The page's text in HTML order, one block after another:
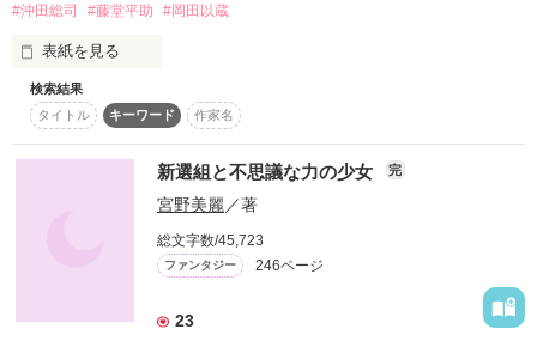
＊さっきも言ったように、
歴史に忠実…ではありません！
だいたい作者の妄想ですorz
＊流血、暴力などの表現あり
＊時代背景なんて関係ない言葉が
数えきれない程出てきます←
＊誤字・脱字はかなりあります。
*･゜ﾟ･*:.｡..｡.:*･*･゜ﾟ･*:.｡･*:.｡. .｡.:*･゜ﾟ･*
永倉新八(ながくらしんぱち)
今、新撰組が平成に生まれ変わる………！
指先で紡ぐ月影歌-ﾂｷｶｹﾞｳﾀ-
短編オムニバス集
※史実をもとにしたフィクションです
※【最後の約束】を含む短編三作
※土方さん贔屓な話ばかり
絆？
そんなもの、信じね。
#沖田総司
#藤堂平助 #岡田以蔵
表紙を見る
平成の世で平和に暮らしていた少女
＊間島　矢央＊
まじま　やお
ある日、見つけた赤石によって
少女は激動の時代へと導かれ
とある集団と出逢う。
“新選組”
検索結果
タイトル
キーワード 作家名
新選組と不思議な力の少女 完
宮野美麗 ／著
総文字数/45,723
ファンタジー 246ページ
23